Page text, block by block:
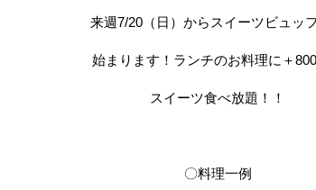
来週7/20（日）からスイーツビュッ
始まります！ランチのお料理に＋
スイーツ食べ放題！！
〇料理一例